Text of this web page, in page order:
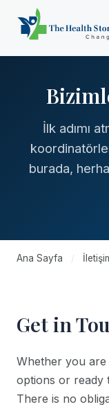
İlk adımı
burada,
Ana Sayfa /
Get in
Whether you
options or ready
There is no